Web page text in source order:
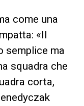
come una
«Il
semplice ma
squadra che
corta,